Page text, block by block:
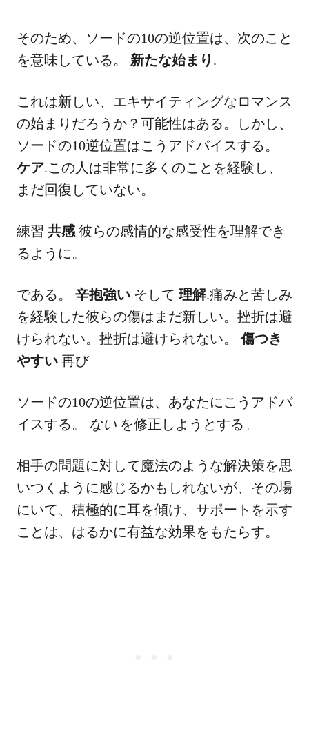
そのため、ソードの10の逆位置は、次のこと
を意味している。 新たな始まり .
これは新しい、エキサイティングなロマンス
の始まりだろうか？可能性はある。しかし、
ソードの10逆位置はこうアドバイスする。
ケア.この人は非常に多くのことを経験し、
まだ回復していない。
練習 共感 彼らの感情的な感受性を理解でき
るように。
である。 辛抱強い そして 理解.痛みと苦しみ
を経験した彼らの傷はまだ新しい。挫折は避
けられない。挫折は避けられない。傷つき
やすい 再び
ソードの10の逆位置は、あなたにこうアドバ
イスする。 ない を修正しようとする。
相手の問題に対して魔法のような解決策を思
いつくように感じるかもしれないが、その場
にいて、積極的に耳を傾け、サポートを示す
ことは、はるかに有益な効果をもたらす。